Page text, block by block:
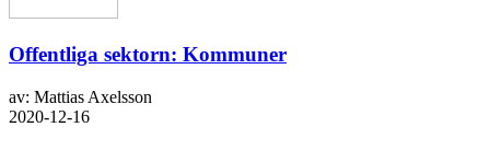
Offentliga sektorn: Kommuner
av: Mattias Axelsson
2020-12-16